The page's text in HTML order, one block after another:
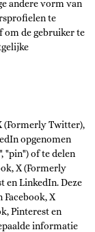
andere vorm van
te
om de gebruiker te
(Formerly Twitter),
opgenomen
"pin") of te delen
X (Formerly
en LinkedIn. Deze
Facebook, X
Pinterest en
informatie